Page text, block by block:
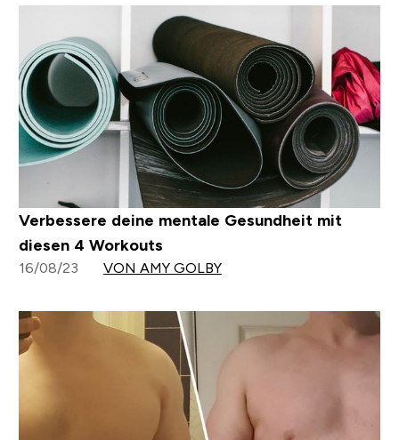
Verbessere deine mentale Gesundheit mit
diesen 4 Workouts
16/08/23 VON AMY GOLBY